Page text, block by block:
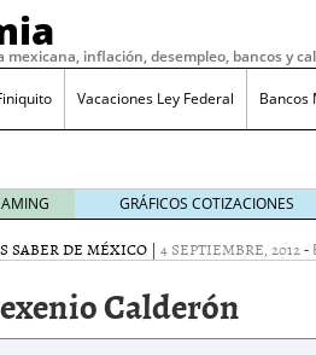
mexicana, inflación, desempleo, bancos y
Vacaciones Ley Federal Bancos
GRÁFICOS COTIZACIONES
SABER DE MÉXICO | 4 SEPTIEMBRE, 2012-
Calderón